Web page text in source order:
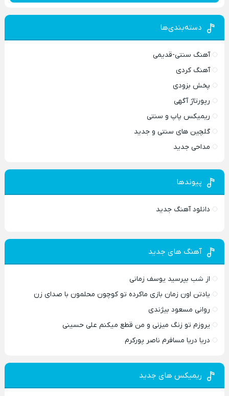
دسته‌بندی‌ها
آهنگ سنتی-قدیمی
آهنگ کردی
پخش بزودی
رپورتاژ آگهی
ریمیکس پاپ و سنتی
گلچین های سنتی و جدید
مداحی جدید
پیوندها
دانلود آهنگ جدید
آهنگ های جدید
از شب بپرسید یوسف زمانی
یادتن اون زمان بازی ماکرده تو کوچون محلمون با صدای زن
روانی مسعود بیژندی
یروزم تو زنگ میزنی و من قطع میکنم علی حسینی
دریا دریا مسافرم ناصر پورکرم
ریمیکس های جدید